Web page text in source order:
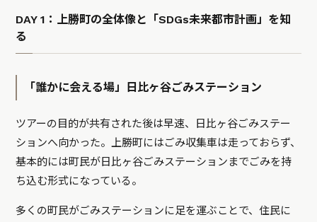
DAY 1：上勝町の全体像と「SDGs未来都市計画」を知
る
「誰かに会える場」日比ヶ谷ごみステーション
ツアーの目的が共有された後は早速、日比ヶ谷ごみステー
ションへ向かった。上勝町にはごみ収集車は走っておらず、
基本的には町民が日比ヶ谷ごみステーションまでごみを持
ち込む形式になっている。
多くの町民がごみステーションに足を運ぶことで、住民に